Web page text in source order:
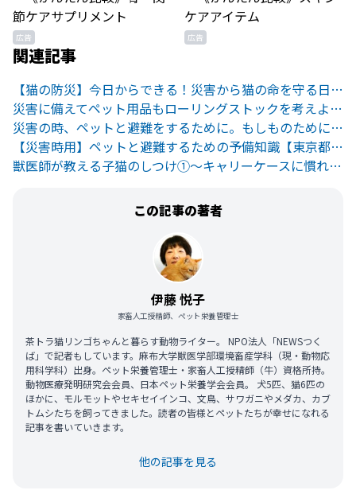
広告 広告
関連記事
【猫の防災】今日からできる！災害から猫の命を守る日頃の備え
災害に備えてペット用品もローリングストックを考えよう！
災害の時、ペットと避難をするために。もしものために備えておくべきこと
【災害時用】ペットと避難するための予備知識【東京都23区】
獣医師が教える子猫のしつけ①〜キャリーケースに慣れさせる
この記事の著者
伊藤 悦子
家畜人工授精師、ペット栄養管理士
茶トラ猫リンゴちゃんと暮らす動物ライター。 NPO法人「NEWSつく
ば」で記者もしています。麻布大学獣医学部環境畜産学科（現・動物応
用科学科）出身。ペット栄養管理士・家畜人工授精師（牛）資格所持。
動物医療発明研究会会員、日本ペット栄養学会会員。 犬5匹、猫6匹の
ほかに、モルモットやセキセイインコ、文鳥、サワガニやメダカ、カブ
トムシたちを飼ってきました。読者の皆様とペットたちが幸せになれる
記事を書いていきます。
他の記事を見る